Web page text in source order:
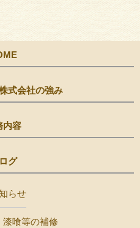
式会社の強み
内容
グ
らせ
漆喰等の補修